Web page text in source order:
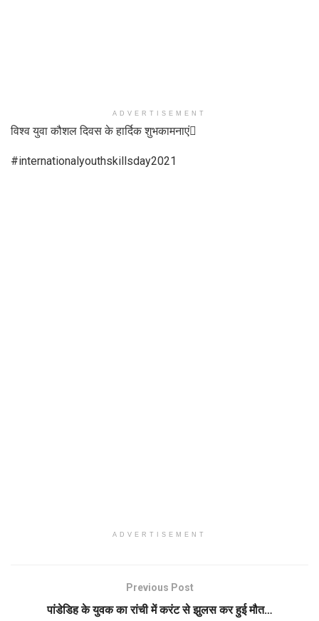
ADVERTISEMENT
विश्व युवा कौशल दिवस के हार्दिक शुभकामनाएं
#internationalyouthskillsday2021
ADVERTISEMENT
Previous Post
पांडेडिह के युवक का रांची में करंट से झुलस कर हुई मौत…